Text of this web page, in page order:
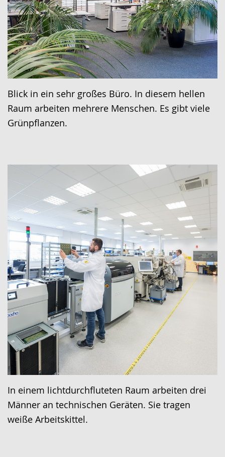
Blick in ein sehr großes Büro. In diesem hellen
Raum arbeiten mehrere Menschen. Es gibt viele
Grünpflanzen.
In einem lichtdurchfluteten Raum arbeiten drei
Männer an technischen Geräten. Sie tragen
weiße Arbeitskittel.